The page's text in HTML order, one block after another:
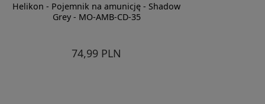
Helikon - Pojemnik na amunicję - Shadow
Grey - MO-AMB-CD-35
74,99 PLN